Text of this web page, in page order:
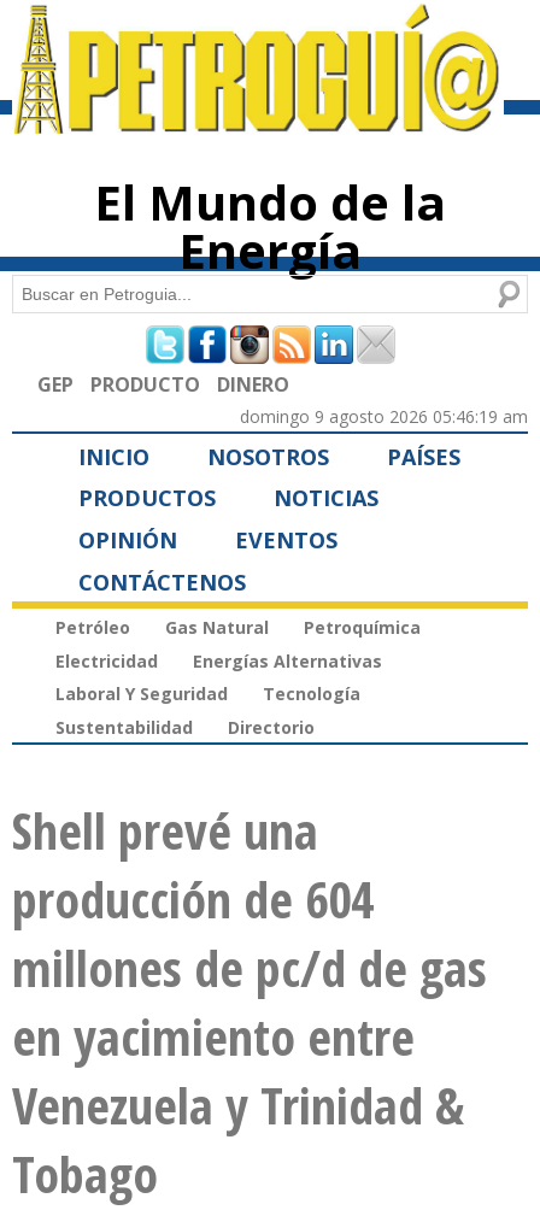
contenido
El Mundo de la
Energía
Formulario de búsqueda
Buscar
GEP PRODUCTO DINERO
domingo 9 agosto 2026 05:46:19 am
INICIO NOSOTROS
PAÍSES
PRODUCTOS
NOTICIAS
OPINIÓN
EVENTOS
CONTÁCTENOS
Petróleo Gas Natural
Petroquímica
Electricidad
Energías Alternativas
Laboral Y Seguridad
Tecnología
Sustentabilidad
Directorio
Shell prevé una
producción de 604
millones de pc/d de gas
en yacimiento entre
Venezuela y Trinidad &
Tobago